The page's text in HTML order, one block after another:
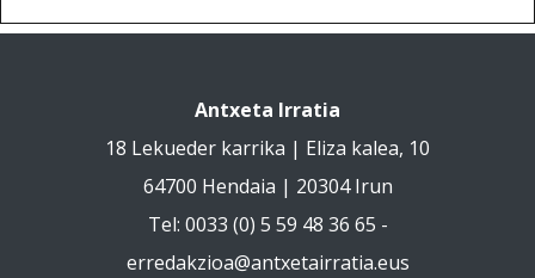
Antxeta Irratia
18 Lekueder karrika | Eliza kalea, 10
64700 Hendaia | 20304 Irun
Tel: 0033 (0) 5 59 48 36 65 -
erredakzioa@antxetairratia.eus